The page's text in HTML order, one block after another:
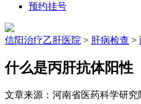
预约挂号
信阳治疗乙肝医院 > 肝病检查 >
什么是丙肝抗体阳性
文章来源：河南省医药科学研究